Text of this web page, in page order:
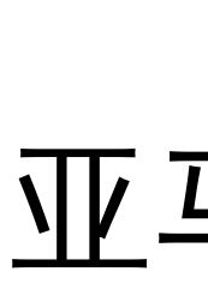
亚